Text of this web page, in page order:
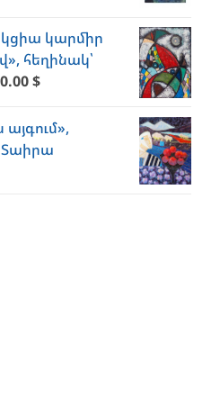
կարմիր
հեղինակ՝
$
այգում»,
Տաիրա